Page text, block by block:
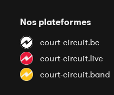
Nos plateformes
court-circuit.be
court-circuit.live
court-circuit.band